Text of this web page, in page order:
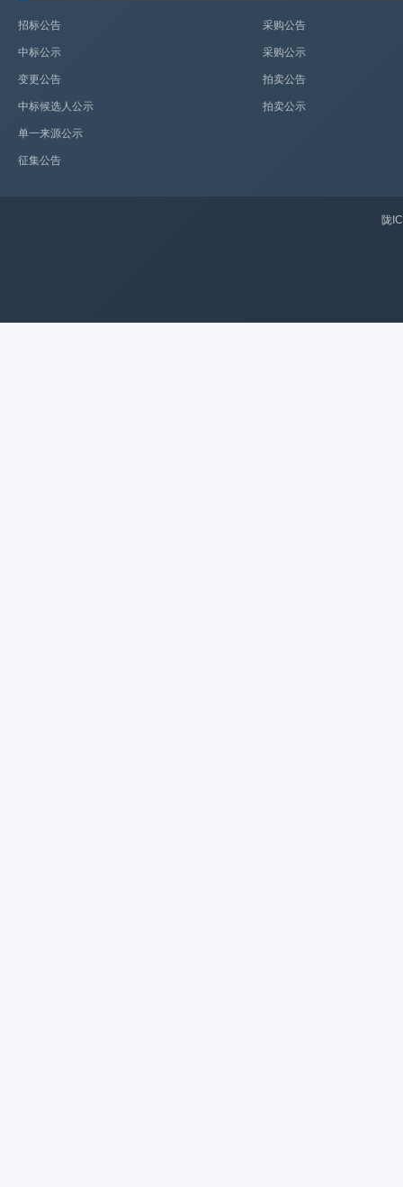
招标公告
中标公示
变更公告
中标候选人公示
单一来源公示
征集公告
采购公告
采购公示
拍卖公告
拍卖公示
陇